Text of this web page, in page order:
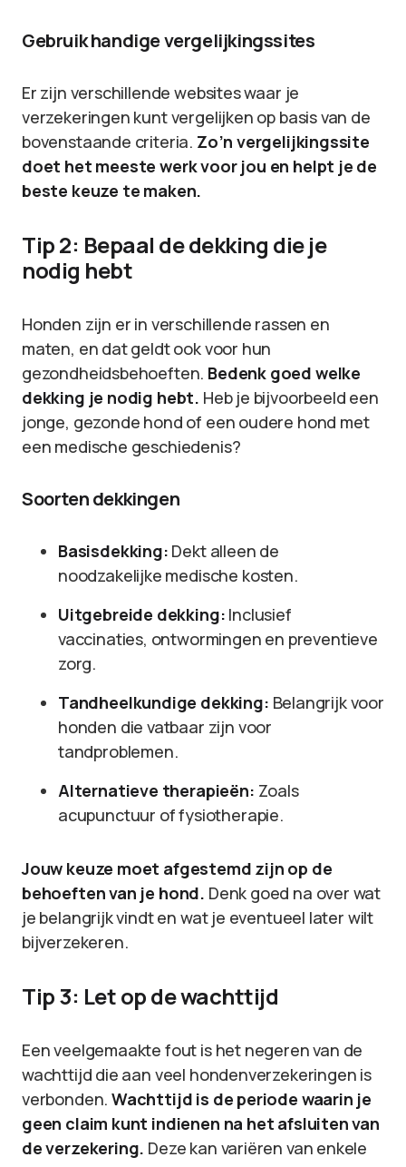
Gebruik handige vergelijkingssites
Er zijn verschillende websites waar je
verzekeringen kunt vergelijken op basis van de
bovenstaande criteria. Zo’n vergelijkingssite
doet het meeste werk voor jou en helpt je de
beste keuze te maken.
Tip 2: Bepaal de dekking die je
nodig hebt
Honden zijn er in verschillende rassen en
maten, en dat geldt ook voor hun
gezondheidsbehoeften. Bedenk goed welke
dekking je nodig hebt. Heb je bijvoorbeeld een
jonge, gezonde hond of een oudere hond met
een medische geschiedenis?
Soorten dekkingen
Basisdekking: Dekt alleen de
noodzakelijke medische kosten.
Uitgebreide dekking: Inclusief
vaccinaties, ontwormingen en preventieve
zorg.
Tandheelkundige dekking: Belangrijk voor
honden die vatbaar zijn voor
tandproblemen.
Alternatieve therapieën: Zoals
acupunctuur of fysiotherapie.
Jouw keuze moet afgestemd zijn op de
behoeften van je hond. Denk goed na over wat
je belangrijk vindt en wat je eventueel later wilt
bijverzekeren.
Tip 3: Let op de wachttijd
Een veelgemaakte fout is het negeren van de
wachttijd die aan veel hondenverzekeringen is
verbonden.Wachttijd is de periode waarin je
geen claim kunt indienen na het afsluiten van
de verzekering. Deze kan variëren van enkele